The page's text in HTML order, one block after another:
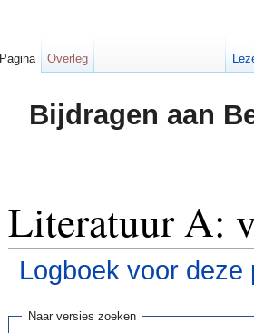
Bijdragen aan
Literatuur A:
Logboek voor deze
Naar versies zoeken
Pagina Overleg